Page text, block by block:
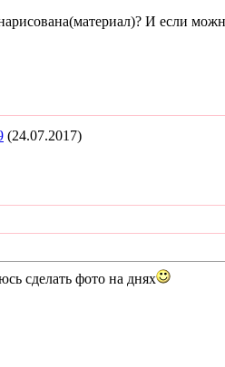
И если
(24.07.2017)
сделать фото на днях